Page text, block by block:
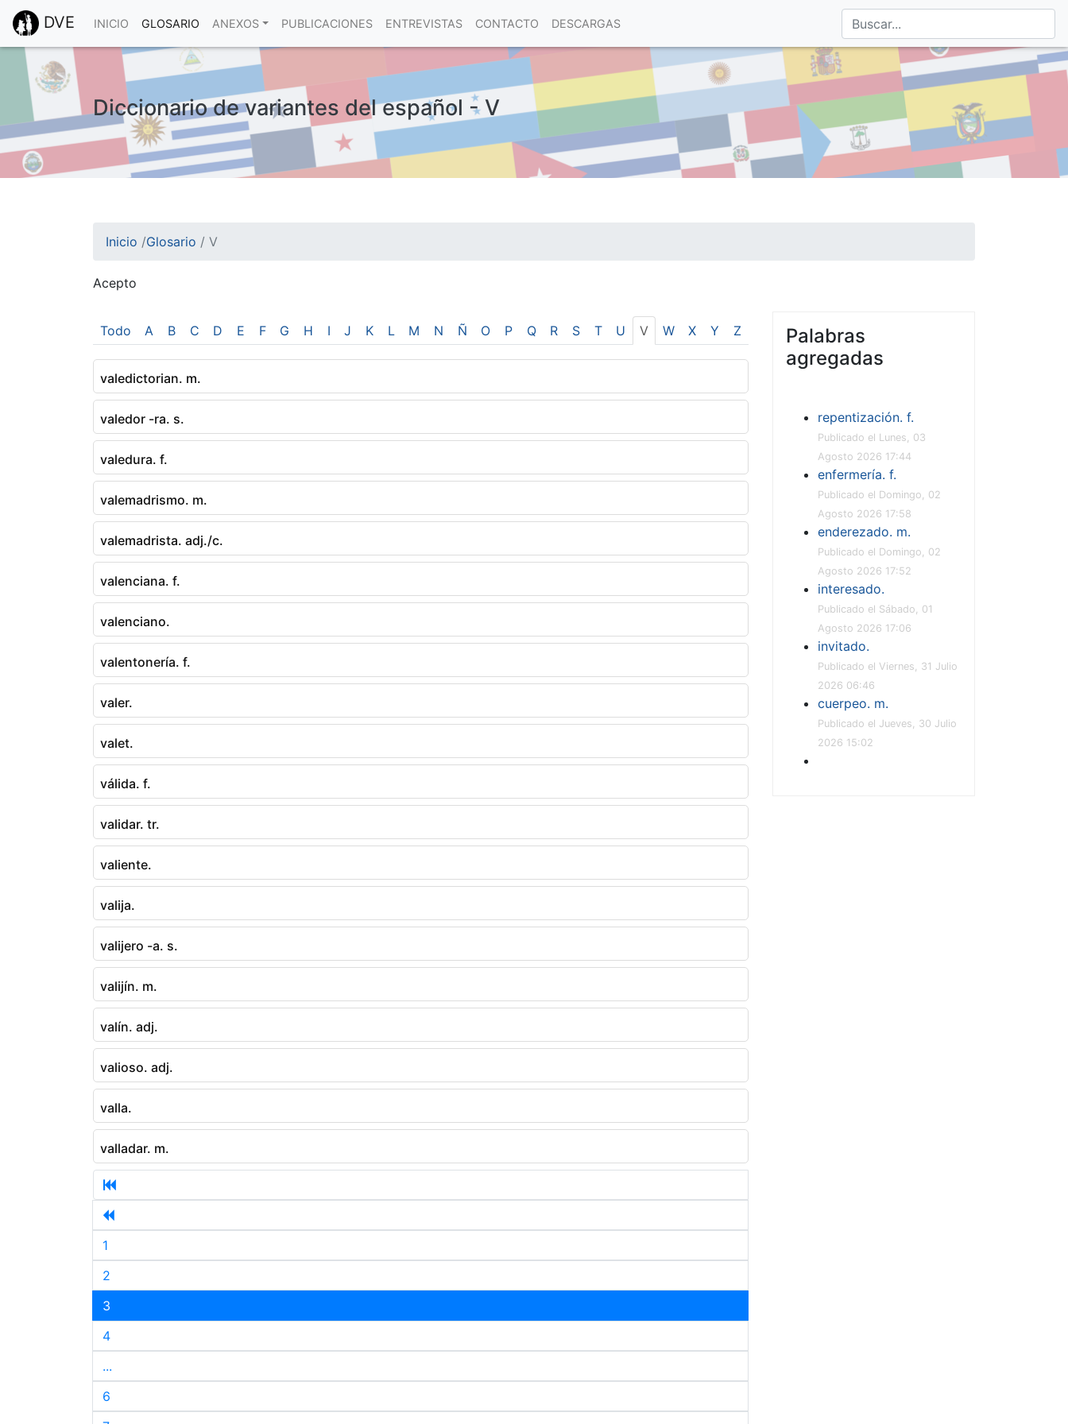
DVE INICIO GLOSARIO ANEXOS PUBLICACIONES ENTREVISTAS CONTACTO DESCARGAS
Diccionario de variantes del español - V
Inicio /Glosario / V
Acepto
Todo A B C D E F G H I J K L M N Ñ O P Q R S T U V W X Y Z
valedictorian. m.
valedor -ra. s.
valedura. f.
valemadrismo. m.
valemadrista. adj./c.
valenciana. f.
valenciano.
valentonería. f.
valer.
valet.
válida. f.
validar. tr.
valiente.
valija.
valijero -a. s.
valijín. m.
valín. adj.
valioso. adj.
valla.
valladar. m.
1
2
3
4
...
6
Palabras
agregadas
repentización. f.
Publicado el Lunes, 03
Agosto 2026 17:44
enfermería. f.
Publicado el Domingo, 02
Agosto 2026 17:58
enderezado. m.
Publicado el Domingo, 02
Agosto 2026 17:52
interesado.
Publicado el Sábado, 01
Agosto 2026 17:06
invitado.
Publicado el Viernes, 31 Julio
2026 06:46
cuerpeo. m.
Publicado el Jueves, 30 Julio
2026 15:02